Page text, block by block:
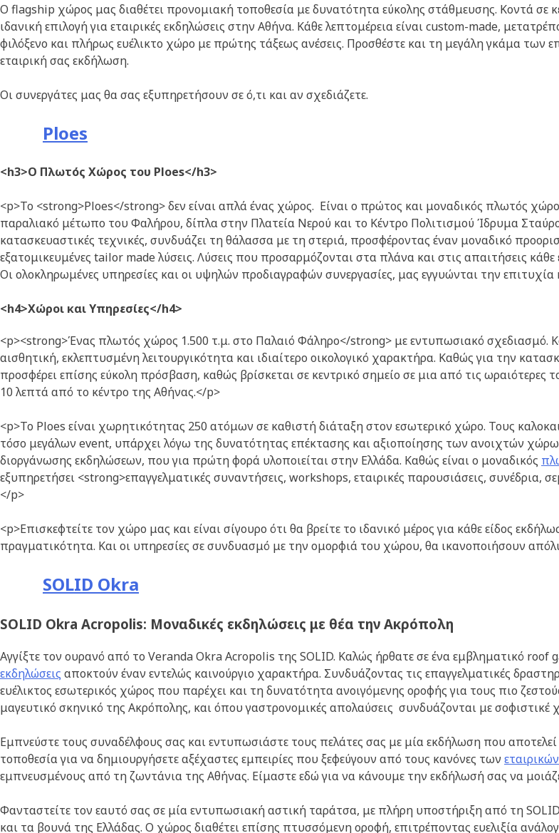
Ο flagship χώρος μας διαθέτει προνομιακή τοποθεσία με δυνατότητα εύκολης στάθμευσης. Κοντά σε
ιδανική επιλογή για εταιρικές εκδηλώσεις στην Αθήνα. Κάθε λεπτομέρεια είναι custom-made,
φιλόξενο και πλήρως ευέλικτο χώρο με πρώτης τάξεως ανέσεις. Προσθέστε και τη μεγάλη γκάμα των
εταιρική σας εκδήλωση.
Οι συνεργάτες μας θα σας εξυπηρετήσουν σε ό,τι και αν σχεδιάζετε.
Ploes
<h3>Ο Πλωτός Χώρος του Ploes</h3>
<p>Το <strong>Ploes</strong> δεν είναι απλά ένας χώρος. Είναι ο πρώτος και μοναδικός πλωτός
παραλιακό μέτωπο του Φαλήρου, δίπλα στην Πλατεία Νερού και το Κέντρο Πολιτισμού Ίδρυμα
κατασκευαστικές τεχνικές, συνδυάζει τη θάλασσα με τη στεριά, προσφέροντας έναν μοναδικό
εξατομικευμένες tailor made λύσεις. Λύσεις που προσαρμόζονται στα πλάνα και στις απαιτήσεις
Οι ολοκληρωμένες υπηρεσίες και οι υψηλών προδιαγραφών συνεργασίες, μας εγγυώνται την επιτυχία
<h4>Χώροι και Υπηρεσίες</h4>
<p><strong>Ένας πλωτός χώρος 1.500 τ.μ. στο Παλαιό Φάληρο</strong> με εντυπωσιακό σχεδιασμό.
αισθητική, εκλεπτυσμένη λειτουργικότητα και ιδιαίτερο οικολογικό χαρακτήρα. Καθώς για την
προσφέρει επίσης εύκολη πρόσβαση, καθώς βρίσκεται σε κεντρικό σημείο σε μια από τις
10 λεπτά από το κέντρο της Αθήνας.</p>
<p>Το Ploes είναι χωρητικότητας 250 ατόμων σε καθιστή διάταξη στον εσωτερικό χώρο. Τους
τόσο μεγάλων event, υπάρχει λόγω της δυνατότητας επέκτασης και αξιοποίησης των ανοιχτών
διοργάνωσης εκδηλώσεων, που για πρώτη φορά υλοποιείται στην Ελλάδα. Καθώς είναι ο μοναδικός
εξυπηρετήσει <strong>επαγγελματικές συναντήσεις, workshops, εταιρικές παρουσιάσεις, συνέδρια,
</p>
<p>Επισκεφτείτε τον χώρο μας και είναι σίγουρο ότι θα βρείτε το ιδανικό μέρος για κάθε είδος
πραγματικότητα. Και οι υπηρεσίες σε συνδυασμό με την ομορφιά του χώρου, θα ικανοποιήσουν
SOLID Okra
SOLID Okra Acropolis: Μοναδικές εκδηλώσεις με θέα την Ακρόπολη
Αγγίξτε τον ουρανό από το Veranda Okra Acropolis της SOLID. Καλώς ήρθατε σε ένα εμβληματικό
εκδηλώσεις αποκτούν έναν εντελώς καινούργιο χαρακτήρα. Συνδυάζοντας τις επαγγελματικές
ευέλικτος εσωτερικός χώρος που παρέχει και τη δυνατότητα ανοιγόμενης οροφής για τους πιο
μαγευτικό σκηνικό της Ακρόπολης, και όπου γαστρονομικές απολαύσεις συνδυάζονται με σοφιστικέ
Εμπνεύστε τους συναδέλφους σας και εντυπωσιάστε τους πελάτες σας με μία εκδήλωση που
τοποθεσία για να δημιουργήσετε αξέχαστες εμπειρίες που ξεφεύγουν από τους κανόνες των
εμπνευσμένους από τη ζωντάνια της Αθήνας. Είμαστε εδώ για να κάνουμε την εκδήλωσή σας να
Φανταστείτε τον εαυτό σας σε μία εντυπωσιακή αστική ταράτσα, με πλήρη υποστήριξη από τη
και τα βουνά της Ελλάδας. Ο χώρος διαθέτει επίσης πτυσσόμενη οροφή, επιτρέποντας ευελιξία